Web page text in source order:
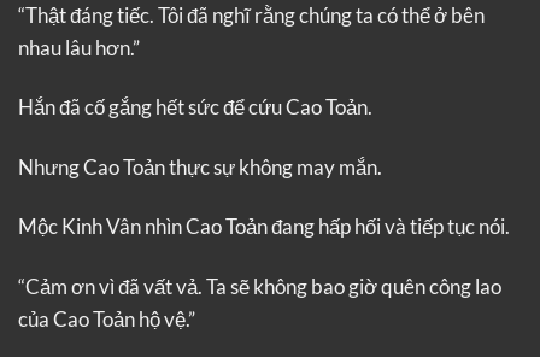
“Thật đáng tiếc. Tôi đã nghĩ rằng chúng ta có thể ở bên
nhau lâu hơn.”
Hắn đã cố gắng hết sức để cứu Cao Toản.
Nhưng Cao Toản thực sự không may mắn.
Mộc Kinh Vân nhìn Cao Toản đang hấp hối và tiếp tục nói.
“Cảm ơn vì đã vất vả. Ta sẽ không bao giờ quên công lao
của Cao Toản hộ vệ.”